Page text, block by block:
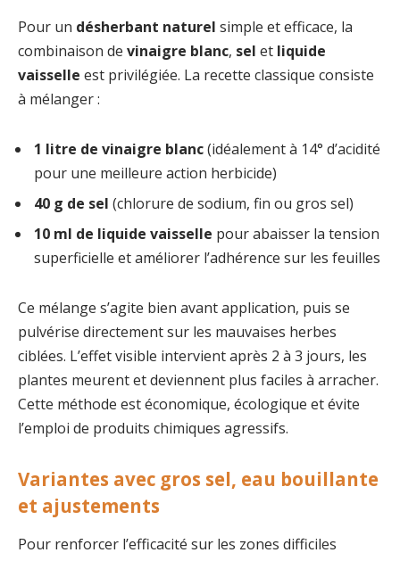
Pour un désherbant naturel simple et efficace, la
combinaison de vinaigre blanc, sel et liquide
vaisselle est privilégiée. La recette classique consiste
à mélanger :
1 litre de vinaigre blanc(idéalement à 14° d’acidité
pour une meilleure action herbicide)
40 g de sel (chlorure de sodium, fin ou gros sel)
10 ml de liquide vaisselle pour abaisser la tension
superficielle et améliorer l’adhérence sur les feuilles
Ce mélange s’agite bien avant application, puis se
pulvérise directement sur les mauvaises herbes
ciblées. L’effet visible intervient après 2 à 3 jours, les
plantes meurent et deviennent plus faciles à arracher.
Cette méthode est économique, écologique et évite
l’emploi de produits chimiques agressifs.
Variantes avec gros sel, eau bouillante
et ajustements
Pour renforcer l’efficacité sur les zones difficiles